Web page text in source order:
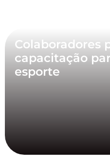
Colaboradores
capacitação
esporte